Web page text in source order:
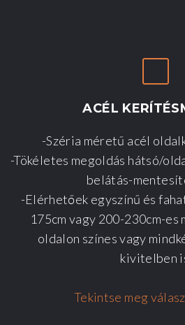
ACÉL
-Széria méretű acél
-Tökéletes megoldás hátsó/
belátás-
-Elérhetőek egyszínű és
175cm vagy 200-230cm-es
oldalon színes vagy
kivitelben
Tekintse meg